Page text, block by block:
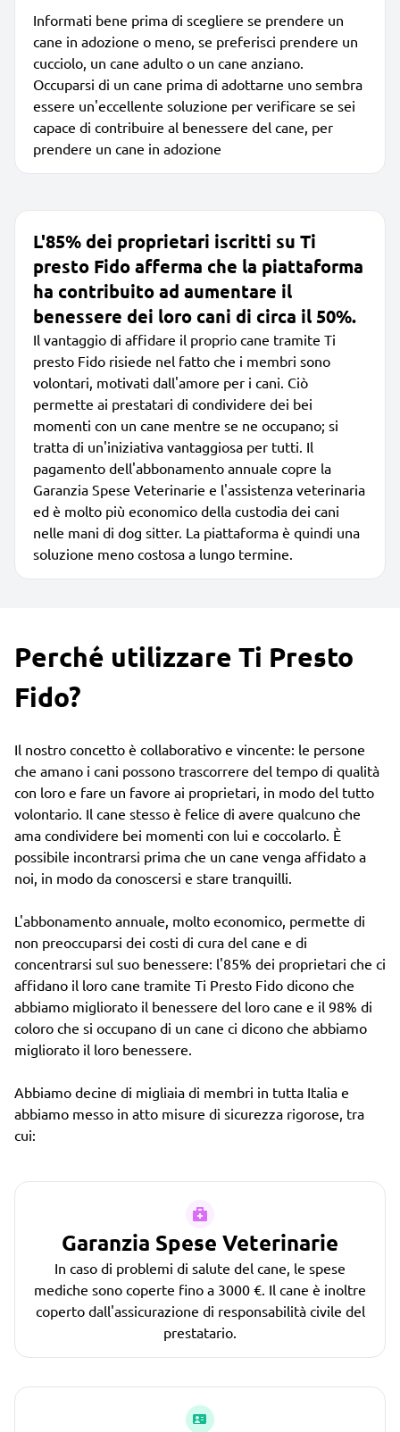
Informati bene prima di scegliere se prendere un
cane in adozione o meno, se preferisci prendere un
cucciolo, un cane adulto o un cane anziano.
Occuparsi di un cane prima di adottarne uno sembra
essere un'eccellente soluzione per verificare se sei
capace di contribuire al benessere del cane, per
prendere un cane in adozione
L'85% dei proprietari iscritti su Ti
presto Fido afferma che la piattaforma
ha contribuito ad aumentare il
benessere dei loro cani di circa il 50%.
Il vantaggio di affidare il proprio cane tramite Ti
presto Fido risiede nel fatto che i membri sono
volontari, motivati dall'amore per i cani. Ciò
permette ai prestatari di condividere dei bei
momenti con un cane mentre se ne occupano; si
tratta di un'iniziativa vantaggiosa per tutti. Il
pagamento dell'abbonamento annuale copre la
Garanzia Spese Veterinarie e l'assistenza veterinaria
ed è molto più economico della custodia dei cani
nelle mani di dog sitter. La piattaforma è quindi una
soluzione meno costosa a lungo termine.
Perché utilizzare Ti Presto
Fido?
Il nostro concetto è collaborativo e vincente: le persone
che amano i cani possono trascorrere del tempo di qualità
con loro e fare un favore ai proprietari, in modo del tutto
volontario. Il cane stesso è felice di avere qualcuno che
ama condividere bei momenti con lui e coccolarlo. È
possibile incontrarsi prima che un cane venga affidato a
noi, in modo da conoscersi e stare tranquilli.
L'abbonamento annuale, molto economico, permette di
non preoccuparsi dei costi di cura del cane e di
concentrarsi sul suo benessere: l'85% dei proprietari che ci
affidano il loro cane tramite Ti Presto Fido dicono che
abbiamo migliorato il benessere del loro cane e il 98% di
coloro che si occupano di un cane ci dicono che abbiamo
migliorato il loro benessere.
Abbiamo decine di migliaia di membri in tutta Italia e
abbiamo messo in atto misure di sicurezza rigorose, tra
cui:
Garanzia Spese Veterinarie
In caso di problemi di salute del cane, le spese
mediche sono coperte fino a 3000 €. Il cane è inoltre
coperto dall'assicurazione di responsabilità civile del
prestatario.